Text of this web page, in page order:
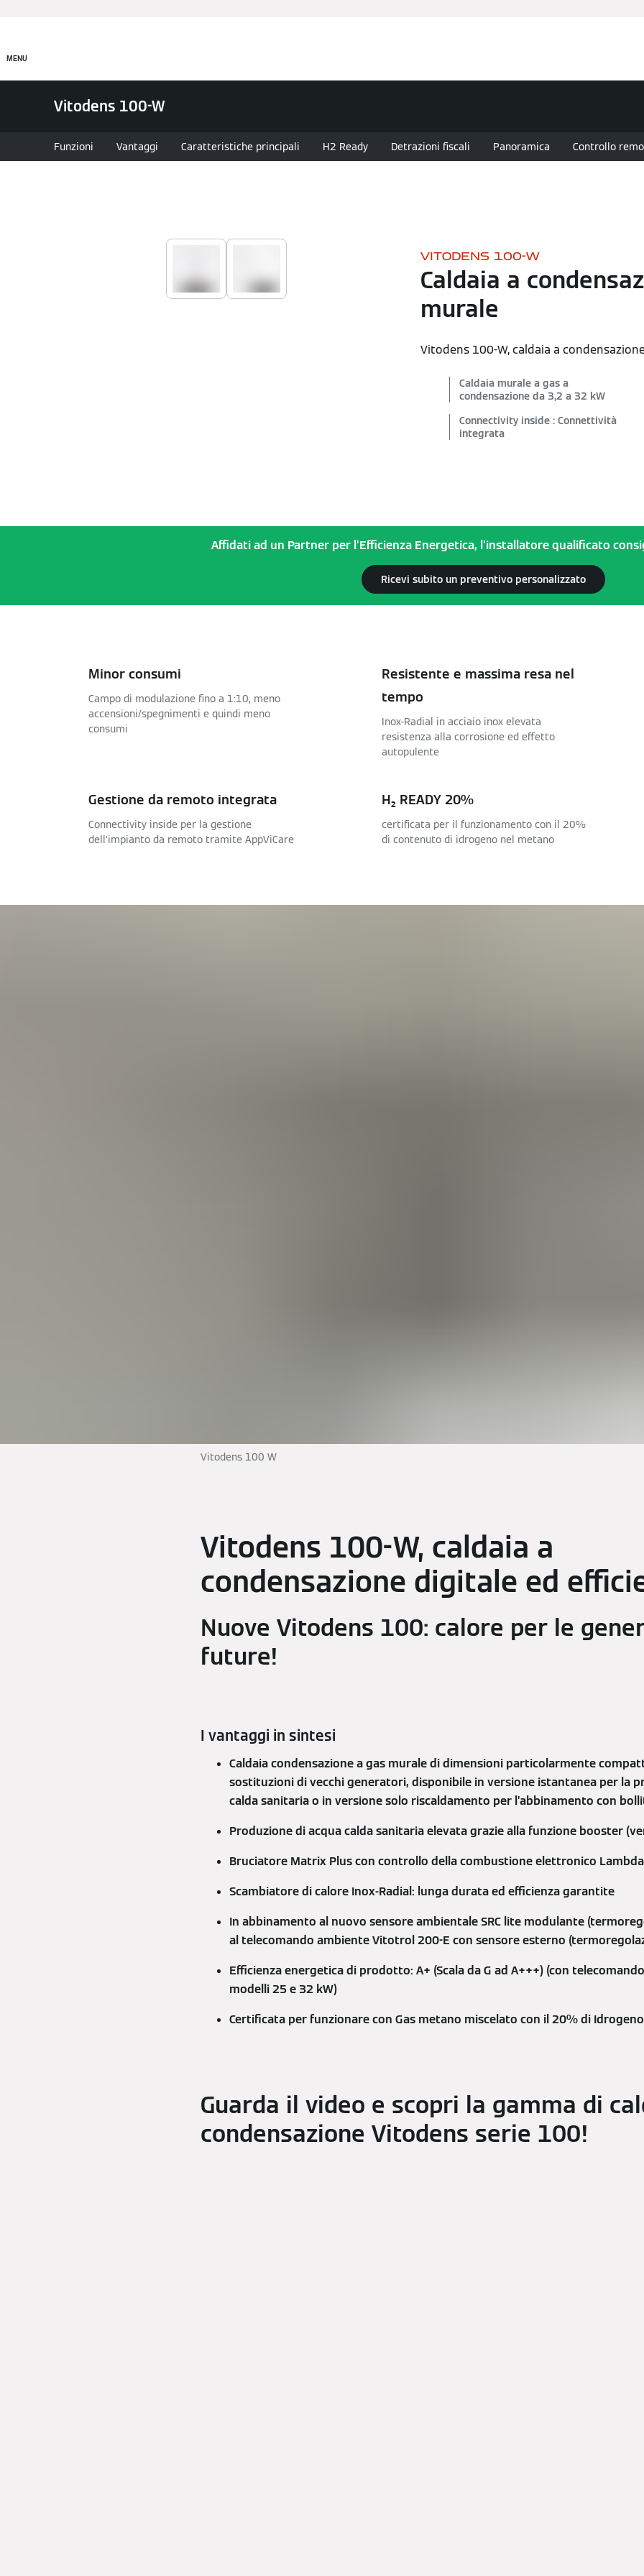
MENU
Vitodens 100-W
Funzioni Vantaggi Caratteristiche principali H2 Ready Detrazioni fiscali Panoramica Controllo
VITODENS 100-W
Caldaia a
murale
Vitodens 100-W, caldaia a
Caldaia murale a gas a
condensazione da 3,2 a 32 kW
Connectivity inside : Connettività
integrata
Affidati ad un Partner per l’Efficienza Energetica, l’installatore qualificato
Ricevi subito un preventivo personalizzato
Minor consumi
Campo di modulazione fino a 1:10, meno
accensioni/spegnimenti e quindi meno
consumi
Resistente e massima resa nel
tempo
Inox-Radial in acciaio inox elevata
resistenza alla corrosione ed effetto
autopulente
Gestione da remoto integrata
Connectivity inside per la gestione
dell‘impianto da remoto tramite AppViCare
H₂ READY 20%
certificata per il funzionamento con il 20%
di contenuto di idrogeno nel metano
Vitodens 100 W
Vitodens 100-W, caldaia a
condensazione digitale ed
Nuove Vitodens 100: calore per le
future!
I vantaggi in sintesi
Caldaia condensazione a gas murale di dimensioni particolarmente
sostituzioni di vecchi generatori, disponibile in versione istantanea per la
calda sanitaria o in versione solo riscaldamento per l’abbinamento con
Produzione di acqua calda sanitaria elevata grazie alla funzione booster
Bruciatore Matrix Plus con controllo della combustione elettronico
Scambiatore di calore Inox-Radial: lunga durata ed efficienza garantite
In abbinamento al nuovo sensore ambientale SRC lite modulante
al telecomando ambiente Vitotrol 200-E con sensore esterno
Efficienza energetica di prodotto: A+ (Scala da G ad A+++) (con
modelli 25 e 32 kW)
Certificata per funzionare con Gas metano miscelato con il 20% di Idrogeno
Guarda il video e scopri la gamma di
condensazione Vitodens serie 100!